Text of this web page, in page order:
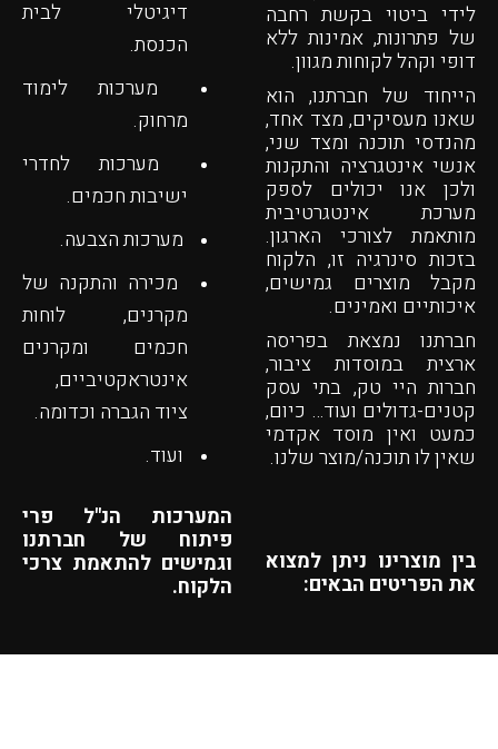
לידי ביטוי בקשת רחבה
של פתרונות, אמינות ללא
דופי וקהל לקוחות מגוון.
הייחוד של חברתנו, הוא
שאנו מעסיקים, מצד אחד,
מהנדסי תוכנה ומצד שני,
אנשי אינטגרציה והתקנות
ולכן אנו יכולים לספק
מערכת אינטגרטיבית
מותאמת לצורכי הארגון.
בזכות סינרגיה זו, הלקוח
מקבל מוצרים גמישים,
איכותיים ואמינים.
חברתנו נמצאת בפריסה
ארצית במוסדות ציבור,
חברות היי טק, בתי עסק
קטנים-גדולים ועוד… כיום,
כמעט ואין מוסד אקדמי
שאין לו תוכנה/מוצר שלנו.
בין מוצרינו ניתן למצוא
את הפריטים הבאים:
דיגיטלי לבית
הכנסת.
מערכות לימוד
מרחוק.
מערכות לחדרי
ישיבות חכמים.
מערכות הצבעה.
מכירה והתקנה של
מקרנים, לוחות
חכמים ומקרנים
אינטראקטיביים,
ציוד הגברה וכדומה.
ועוד.
המערכות הנ"ל פרי
פיתוח של חברתנו
וגמישים להתאמת צרכי
הלקוח.